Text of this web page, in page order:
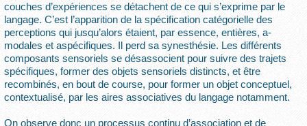
couches d’expériences se détachent de ce qui s’exprime par le
langage. C’est l’apparition de la spécification catégorielle des
perceptions qui jusqu’alors étaient, par essence, entières, a-
modales et aspécifiques. Il perd sa synesthésie. Les différents
composants sensoriels se désassocient pour suivre des trajets
spécifiques, former des objets sensoriels distincts, et être
recombinés, en bout de course, pour former un objet conceptuel,
contextualisé, par les aires associatives du langage notamment.
On observe donc un processus continu d’association et de